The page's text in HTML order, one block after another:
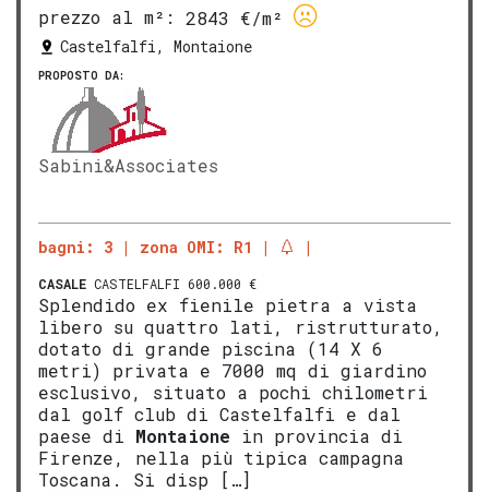
prezzo al m²:
2843 €/m²
Castelfalfi, Montaione
PROPOSTO DA:
Sabini&Associates
bagni: 3 zona OMI: R1
CASALE CASTELFALFI 600.000 €
Splendido ex fienile pietra a vista
libero su quattro lati, ristrutturato,
dotato di grande piscina (14 X 6
metri) privata e 7000 mq di giardino
esclusivo, situato a pochi chilometri
dal golf club di Castelfalfi e dal
paese di Montaione in provincia di
Firenze, nella più tipica campagna
Toscana. Si disp […]